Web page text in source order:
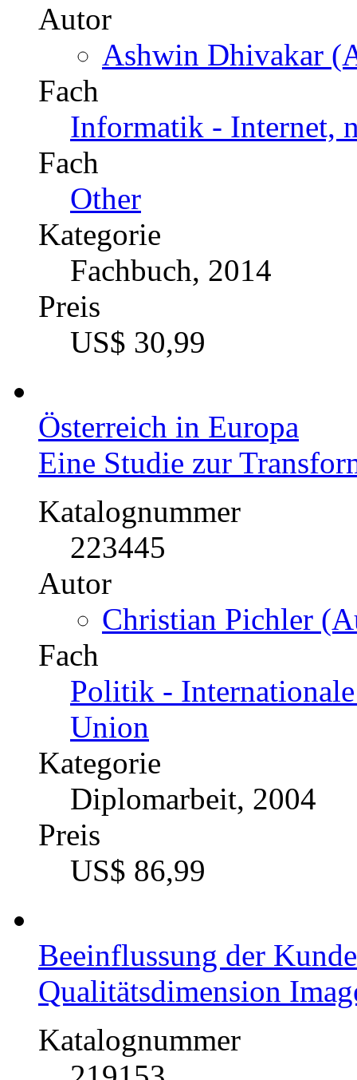
Katalognummer
312767
Autor
Ashwin Dhivakar
Fach
Informatik - Internet,
Fach
Other
Kategorie
Fachbuch, 2014
US$ 30,99
Österreich in Europa
Eine Studie zur
Katalognummer
223445
Autor
Christian Pichler
Fach
Politik -
Union
Kategorie
Diplomarbeit, 2004
US$ 86,99